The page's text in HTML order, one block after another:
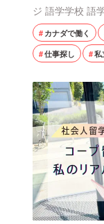
ジ 語学学校 語
カナダで働く
仕事探し
私